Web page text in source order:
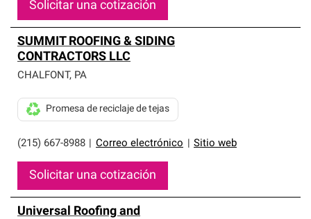
Solicitar una cotización
SUMMIT ROOFING & SIDING
CONTRACTORS LLC
CHALFONT, PA
(215) 667-8988 Correo electrónico Sitio web
Promesa de reciclaje de tejas
Solicitar una cotización
Universal Roofing and